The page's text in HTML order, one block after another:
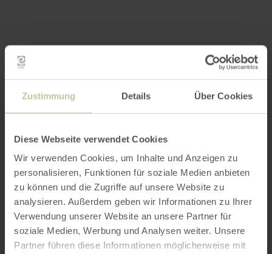
Zustimmung Details Über Cookies
Diese Webseite verwendet Cookies
Wir verwenden Cookies, um Inhalte und Anzeigen zu
personalisieren, Funktionen für soziale Medien anbieten
zu können und die Zugriffe auf unsere Website zu
analysieren. Außerdem geben wir Informationen zu Ihrer
Verwendung unserer Website an unsere Partner für
soziale Medien, Werbung und Analysen weiter. Unsere
Partner führen diese Informationen möglicherweise mit